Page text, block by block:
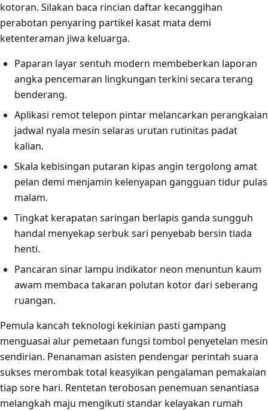
kotoran. Silakan baca rincian daftar kecanggihan
perabotan penyaring partikel kasat mata demi
ketenteraman jiwa keluarga.
Paparan layar sentuh modern membeberkan laporan
angka pencemaran lingkungan terkini secara terang
benderang.
Aplikasi remot telepon pintar melancarkan perangkaian
jadwal nyala mesin selaras urutan rutinitas padat
kalian.
Skala kebisingan putaran kipas angin tergolong amat
pelan demi menjamin kelenyapan gangguan tidur pulas
malam.
Tingkat kerapatan saringan berlapis ganda sungguh
handal menyekap serbuk sari penyebab bersin tiada
henti.
Pancaran sinar lampu indikator neon menuntun kaum
awam membaca takaran polutan kotor dari seberang
ruangan.
Pemula kancah teknologi kekinian pasti gampang
menguasai alur pemetaan fungsi tombol penyetelan mesin
sendirian. Penanaman asisten pendengar perintah suara
sukses merombak total keasyikan pengalaman pemakaian
tiap sore hari. Rentetan terobosan penemuan senantiasa
melangkah maju mengikuti standar kelayakan rumah